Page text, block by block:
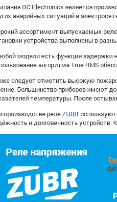
DC Electronics является
аварийных ситуаций в
ассортимент выпускаемых
устройства выполнены в
модели есть функция задержки
алгоритма True RMS
следует отметить высокую
Большинство приборов имеют
температуры. После
производстве релеZUBR
и долговечность устройств.